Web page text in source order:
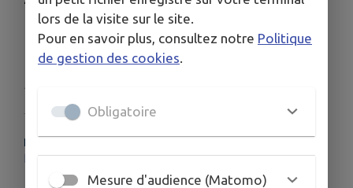
Télécharger la pièce jointe
PLUS D'INFORMATIONS
https://vigieau.gouv.fr/
lors de la visite sur le site.
Pour en savoir plus, consultez notre Politique
de gestion des cookies
Obligatoire
Mesure d'audience (Matomo)